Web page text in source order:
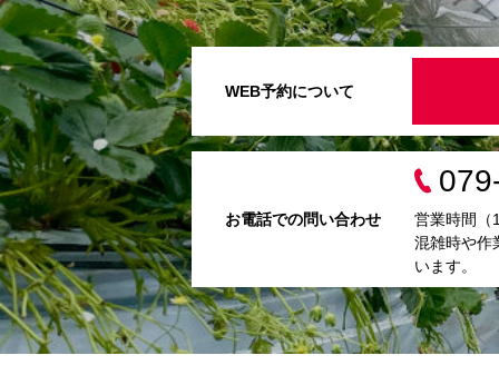
WEB予約について
お電話での問い合わせ
営業時間（
混雑時や作
います。